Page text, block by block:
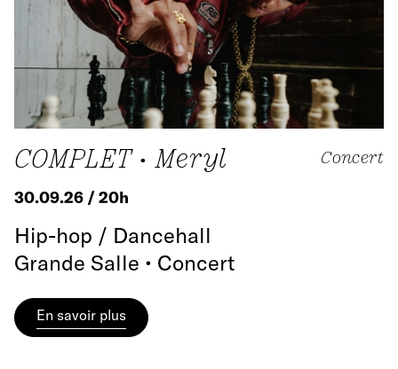
COMPLET • Meryl Concert
30.09.26 / 20h
Hip-hop / Dancehall
Grande Salle • Concert
En savoir plus